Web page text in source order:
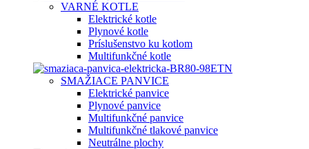
VARNÉ KOTLE
Elektrické kotle
Plynové kotle
Príslušenstvo ku kotlom
Multifunkčné kotle
SMAŽIACE PANVICE
Elektrické panvice
Plynové panvice
Multifunkčné panvice
Multifunkčné tlakové panvice
Neutrálne plochy